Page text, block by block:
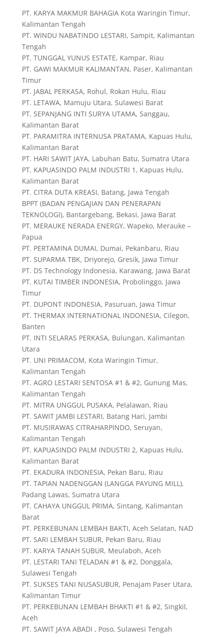
PT. KARYA MAKMUR BAHAGIA Kota Waringin Timur,
Kalimantan Tengah
PT. WINDU NABATINDO LESTARI, Sampit, Kalimantan
Tengah
PT. TUNGGAL YUNUS ESTATE, Kampar, Riau
PT. GAWI MAKMUR KALIMANTAN, Paser, Kalimantan
Timur
PT. JABAL PERKASA, Rohul, Rokan Hulu, Riau
PT. LETAWA, Mamuju Utara, Sulawesi Barat
PT. SEPANJANG INTI SURYA UTAMA, Sanggau,
Kalimantan Barat
PT. PARAMITRA INTERNUSA PRATAMA, Kapuas Hulu,
Kalimantan Barat
PT. HARI SAWIT JAYA, Labuhan Batu, Sumatra Utara
PT. KAPUASINDO PALM INDUSTRI 1, Kapuas Hulu,
Kalimantan Barat
PT. CITRA DUTA KREASI, Batang, Jawa Tengah
BPPT (BADAN PENGAJIAN DAN PENERAPAN
TEKNOLOGI), Bantargebang, Bekasi, Jawa Barat
PT. MERAUKE NERADA ENERGY, Wapeko, Merauke –
Papua
PT. PERTAMINA DUMAI, Dumai, Pekanbaru, Riau
PT. SUPARMA TBK, Driyorejo, Gresik, Jawa Timur
PT. DS Technology Indonesia, Karawang, Jawa Barat
PT. KUTAI TIMBER INDONESIA, Probolinggo, Jawa
Timur
PT. DUPONT INDONESIA, Pasuruan, Jawa Timur
PT. THERMAX INTERNATIONAL INDONESIA, Cilegon,
Banten
PT. INTI SELARAS PERKASA, Bulungan, Kalimantan
Utara
PT. UNI PRIMACOM, Kota Waringin Timur,
Kalimantan Tengah
PT. AGRO LESTARI SENTOSA #1 & #2, Gunung Mas,
Kalimantan Tengah
PT. MITRA UNGGUL PUSAKA, Pelalawan, Riau
PT. SAWIT JAMBI LESTARI, Batang Hari, Jambi
PT. MUSIRAWAS CITRAHARPINDO, Seruyan,
Kalimantan Tengah
PT. KAPUASINDO PALM INDUSTRI 2, Kapuas Hulu,
Kalimantan Barat
PT. EKADURA INDONESIA, Pekan Baru, Riau
PT. TAPIAN NADENGGAN (LANGGA PAYUNG MILL),
Padang Lawas, Sumatra Utara
PT. CAHAYA UNGGUL PRIMA, Sintang, Kalimantan
Barat
PT. PERKEBUNAN LEMBAH BAKTI, Aceh Selatan, NAD
PT. SARI LEMBAH SUBUR, Pekan Baru, Riau
PT. KARYA TANAH SUBUR, Meulaboh, Aceh
PT. LESTARI TANI TELADAN #1 & #2, Donggala,
Sulawesi Tengah
PT. SUKSES TANI NUSASUBUR, Penajam Paser Utara,
Kalimantan Timur
PT. PERKEBUNAN LEMBAH BHAKTI #1 & #2, Singkil,
Aceh
PT. SAWIT JAYA ABADI , Poso, Sulawesi Tengah